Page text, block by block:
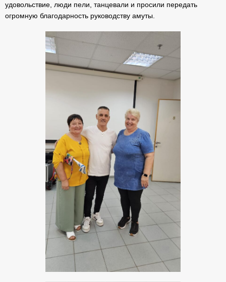
удовольствие, люди пели, танцевали и просили передать
огромную благодарность руководству амуты.